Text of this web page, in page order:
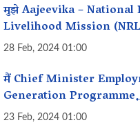
मुझे Aajeevika – National Rural
Livelihood Mission
तहत व्यवसाय शुरू करने के लिए
28 Feb, 2024 01:00
मैं Chief Minister
Generation Programme
(CMEGP) के तहत रोजगार के
23 Feb, 2024 01:00